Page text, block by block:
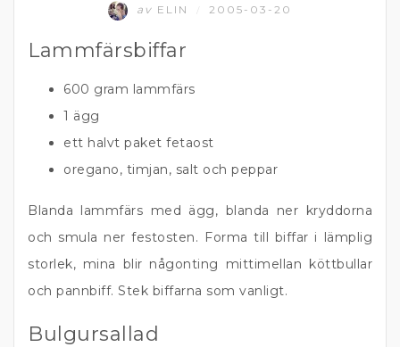
av ELIN 2005-03-20
Lammfärsbiffar
600 gram lammfärs
1 ägg
ett halvt paket fetaost
oregano, timjan, salt och peppar
Blanda lammfärs med ägg, blanda ner kryddorna
och smula ner festosten. Forma till biffar i lämplig
storlek, mina blir någonting mittimellan köttbullar
och pannbiff. Stek biffarna som vanligt.
Bulgursallad